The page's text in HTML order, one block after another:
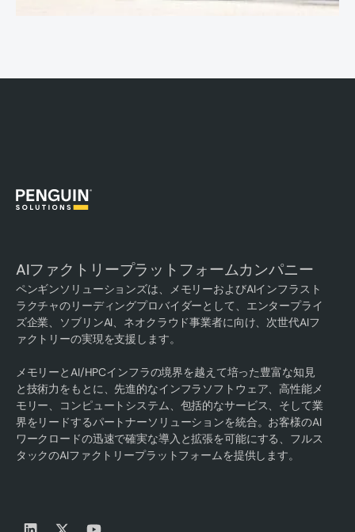
AIファクトリープラットフォームカンパニー
ペンギンソリューションズは、メモリーおよびAIインフラスト
ラクチャのリーディングプロバイダーとして、エンタープライ
ズ企業、ソブリンAI、ネオクラウド事業者に向け、次世代AIフ
ァクトリーの実現を支援します。
メモリーとAI/HPCインフラの境界を越えて培った豊富な知見
と技術力をもとに、先進的なインフラソフトウェア、高性能メ
モリー、コンピュートシステム、包括的なサービス、そして業
界をリードするパートナーソリューションを統合。お客様のAI
ワークロードの迅速で確実な導入と拡張を可能にする、フルス
タックのAIファクトリープラットフォームを提供します。